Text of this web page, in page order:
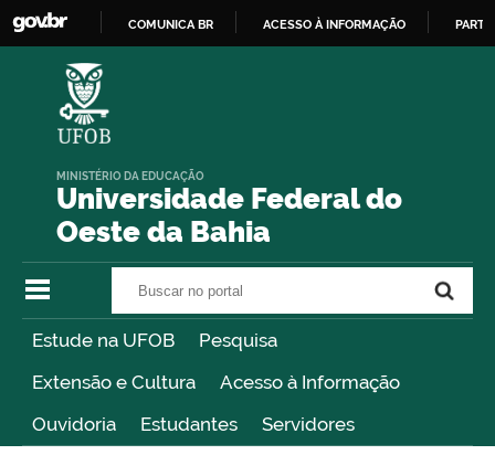
COMUNICA BR ACESSO À INFORMAÇÃO
Universidade Federal do
Oeste da Bahia
MINISTÉRIO DA EDUCAÇÃO
Estude na UFOB
Pesquisa
Extensão e Cultura
Acesso à Informação
Ouvidoria
Estudantes Servidores